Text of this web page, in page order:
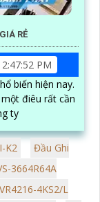
RẺ
PM
biến hiện nay.
điêu rất cần
ty
K2
Đầu Ghi
3664R64A
4KS2/L